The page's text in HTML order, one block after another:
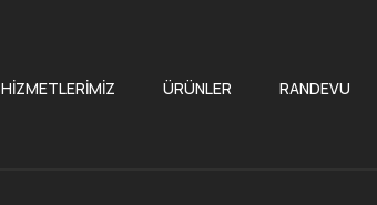
HIZMETLERIMIZ ÜRÜNLER RANDEVU